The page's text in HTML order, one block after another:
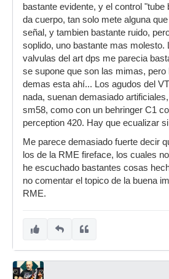
bastante evidente, y el control "tube
da cuerpo, tan solo mete alguna
señal, y tambien bastante ruido,
soplido, uno bastante mas molesto.
valvulas del art dps me parecia
se supone que son las mimas, pero
demas esta ahí... Los agudos del
nada, suenan demasiado
sm58, como con un behringer C1
perception 420. Hay que ecualizar
Me parece demasiado fuerte decir
los de la RME fireface, los cuales
he escuchado bastantes cosas
no comentar el topico de la buena
RME.